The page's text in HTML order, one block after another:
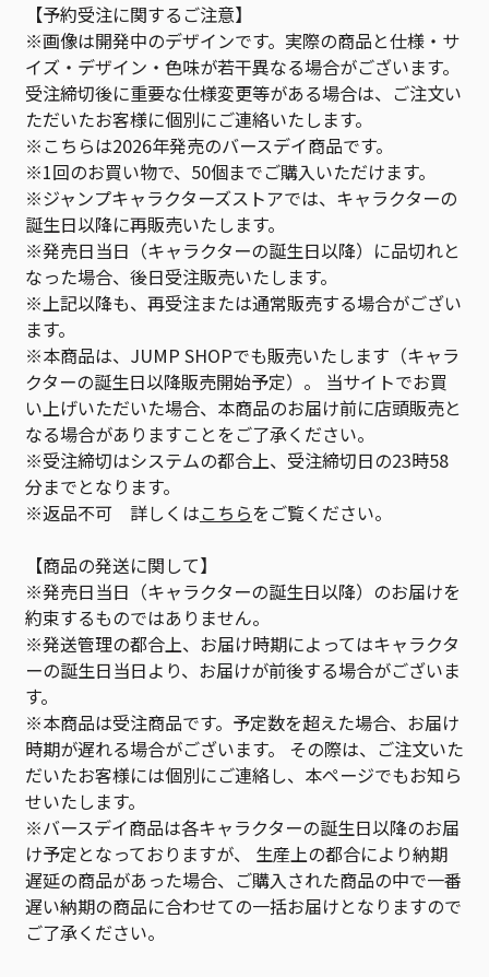
【予約受注に関するご注意】
※画像は開発中のデザインです。実際の商品と仕様・サ
イズ・デザイン・色味が若干異なる場合がございます。
受注締切後に重要な仕様変更等がある場合は、ご注文い
ただいたお客様に個別にご連絡いたします。
※こちらは2026年発売のバースデイ商品です。
※1回のお買い物で、50個までご購入いただけます。
※ジャンプキャラクターズストアでは、キャラクターの
誕生日以降に再販売いたします。
※発売日当日（キャラクターの誕生日以降）に品切れと
なった場合、後日受注販売いたします。
※上記以降も、再受注または通常販売する場合がござい
ます。
※本商品は、JUMP SHOPでも販売いたします（キャラ
クターの誕生日以降販売開始予定）。 当サイトでお買
い上げいただいた場合、本商品のお届け前に店頭販売と
なる場合がありますことをご了承ください。
※受注締切はシステムの都合上、受注締切日の23時58
分までとなります。
※返品不可 詳しくはこちらをご覧ください。
【商品の発送に関して】
※発売日当日（キャラクターの誕生日以降）のお届けを
約束するものではありません。
※発送管理の都合上、お届け時期によってはキャラクタ
ーの誕生日当日より、お届けが前後する場合がございま
す。
※本商品は受注商品です。予定数を超えた場合、お届け
時期が遅れる場合がございます。 その際は、ご注文いた
だいたお客様には個別にご連絡し、本ページでもお知ら
せいたします。
※バースデイ商品は各キャラクターの誕生日以降のお届
け予定となっておりますが、 生産上の都合により納期
遅延の商品があった場合、ご購入された商品の中で一番
遅い納期の商品に合わせての一括お届けとなりますので
ご了承ください。